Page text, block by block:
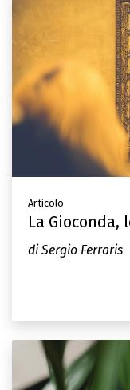
Articolo
La
di Sergio Ferraris